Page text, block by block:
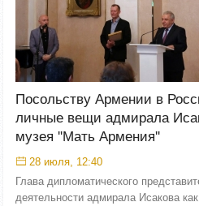
Посольству Армении в
личные вещи адмирала
музея ''Мать Армения''
28 июля, 12:40
Глава дипломатического
деятельности адмирала Исакова